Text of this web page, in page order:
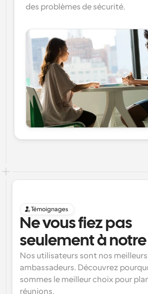
des problèmes de sécurité.
Témoignages
Ne vous fiez pas
seulement à
Nos utilisateurs sont nos meilleurs
ambassadeurs. Découvrez
sommes le meilleur choix pour
réunions.